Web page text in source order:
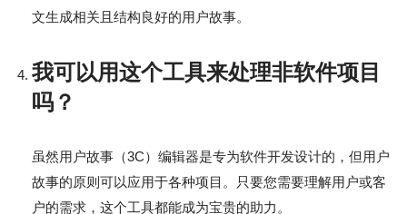
文生成相关且结构良好的用户故事。
我可以用这个工具来处理非软件项目
吗？
虽然用户故事（3C）编辑器是专为软件开发设计的，但用户
故事的原则可以应用于各种项目。只要您需要理解用户或客
户的需求，这个工具都能成为宝贵的助力。